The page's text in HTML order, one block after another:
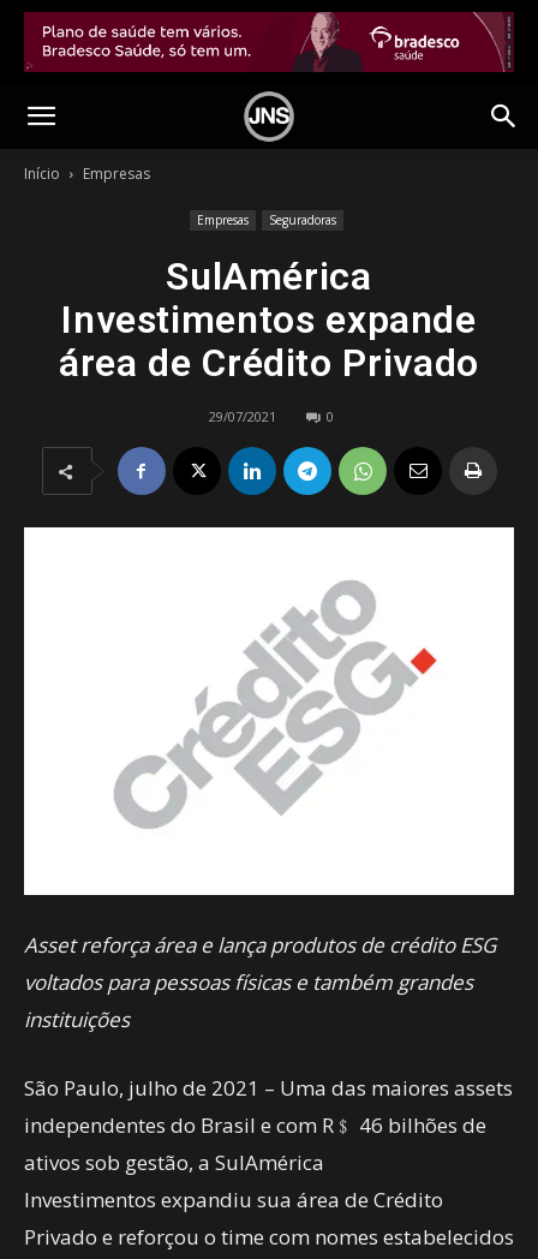
Início Empresas
Empresas Seguradoras
SulAmérica
Investimentos expande
área de Crédito Privado
29/07/2021 0
Asset reforça área e lança produtos de crédito ESG
voltados para pessoas físicas e também grandes
instituições
São Paulo, julho de 2021 – Uma das maiores assets
independentes do Brasil e com R﹩ 46 bilhões de
ativos sob gestão, a SulAmérica
Investimentos expandiu sua área de Crédito
Privado e reforçou o time com nomes estabelecidos